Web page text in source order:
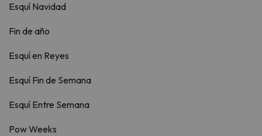
Esquí Navidad
Fin de año
Esquí en Reyes
Esquí Fin de Semana
Esquí Entre Semana
Pow Weeks